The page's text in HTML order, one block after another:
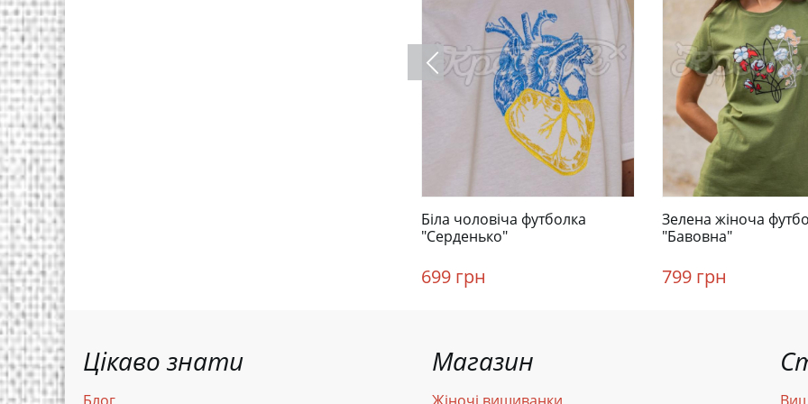
Біла чоловіча футболка
"Серденько"
699 грн
Зелена жіноча
"Бавовна"
799 грн
Цікаво знати Магазин